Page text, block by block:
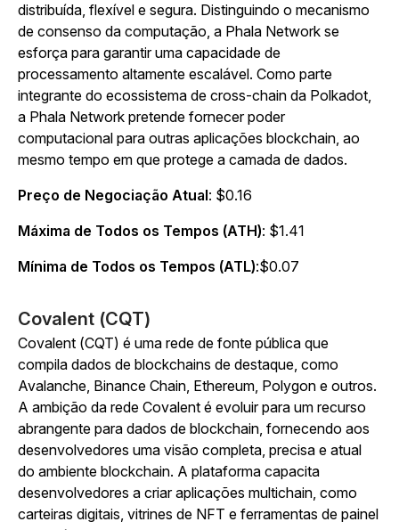
distribuída, flexível e segura. Distinguindo o mecanismo
de consenso da computação, a Phala Network se
esforça para garantir uma capacidade de
processamento altamente escalável. Como parte
integrante do ecossistema de cross-chain da Polkadot,
a Phala Network pretende fornecer poder
computacional para outras aplicações blockchain, ao
mesmo tempo em que protege a camada de dados.
Preço de Negociação Atual: $0.16
Máxima de Todos os Tempos (ATH): $1.41
Mínima de Todos os Tempos (ATL):$0.07
Covalent (CQT)
Covalent (CQT) é uma rede de fonte pública que
compila dados de blockchains de destaque, como
Avalanche, Binance Chain, Ethereum, Polygon e outros.
A ambição da rede Covalent é evoluir para um recurso
abrangente para dados de blockchain, fornecendo aos
desenvolvedores uma visão completa, precisa e atual
do ambiente blockchain. A plataforma capacita
desenvolvedores a criar aplicações multichain, como
carteiras digitais, vitrines de NFT e ferramentas de painel